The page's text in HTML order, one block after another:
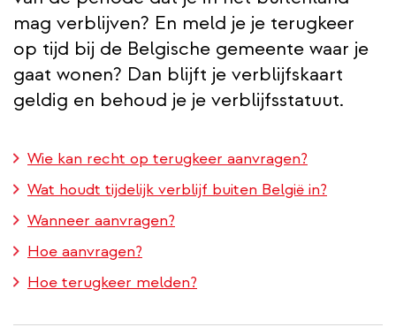
mag verblijven? En meld je je terugkeer
op tijd bij de Belgische gemeente waar je
gaat wonen? Dan blijft je verblijfskaart
geldig en behoud je je verblijfsstatuut.
Wie kan recht op terugkeer aanvragen?
Wat houdt tijdelijk verblijf buiten België in?
Wanneer aanvragen?
Hoe aanvragen?
Hoe terugkeer melden?